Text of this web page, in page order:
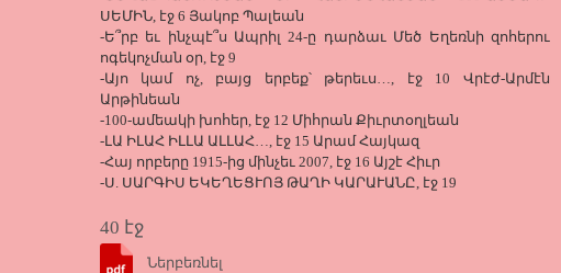
ՍԵՄԻՆ, էջ 6 Յակոբ Պալեան
-Ե՞րբ եւ ինչպէ՞ս Ապրիլ 24-ը դարձաւ Մեծ Եղեռնի զոհերու
ոգեկոչման օր, էջ 9
-Այո կամ ոչ, բայց երբեք՝ թերեւս…, էջ 10 Վրէժ-Արմէն
Արթինեան
-100-ամեակի խոհեր, էջ 12 Միհրան Քիւրտօղլեան
-ԼԱ ԻԼԱՀ ԻԼԼԱ ԱԼԼԱՀ…, էջ 15 Արամ Հայկազ
-Հայ որբերը 1915-ից մինչեւ 2007, էջ 16 Այշէ Հիւր
-Ս. ՍԱՐԳԻՍ ԵԿԵՂԵՑՒՈՅ ԹԱՂԻ ԿԱՐԱՒԱՆԸ, էջ 19
40 էջ
Ներբեռնել